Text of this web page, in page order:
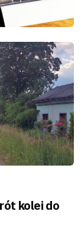
kolei do